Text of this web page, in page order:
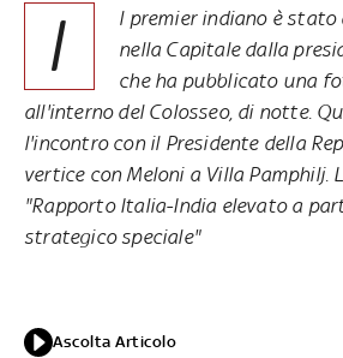
I
l premier indiano è
nella Capitale dalla
che ha pubblicato una
all'interno del Colosseo, di notte.
l'incontro con il Presidente della
vertice con Meloni a Villa Pamphilj.
"Rapporto Italia-India elevato a
strategico speciale"
Ascolta Articolo